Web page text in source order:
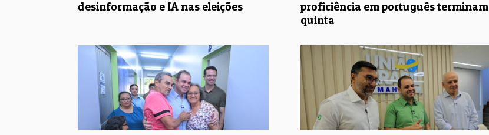
desinformação e IA nas eleições
proficiência em português terminam
quinta